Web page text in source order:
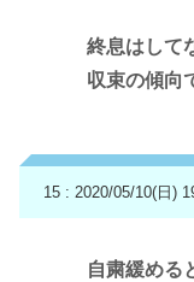
終息はして
収束の傾向
15 : 2020/05/10(日)
自粛緩める